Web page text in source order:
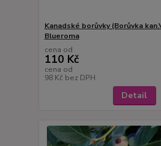
Kanadské borůvky (Borůvka
Blueroma
cena od
110 Kč
cena od
98 Kč bez DPH
Detail